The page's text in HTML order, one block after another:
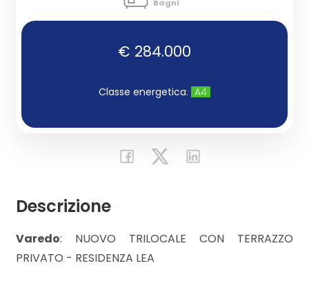
Bagni
€ 284.000
Classe energetica: A4
Descrizione
Varedo: NUOVO TRILOCALE CON TERRAZZO
PRIVATO - RESIDENZA LEA